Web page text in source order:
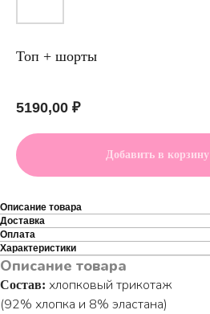
Топ + шорты
5190,00 ₽
Добавить в корзину
Описание товара
Доставка
Оплата
Характеристики
Описание товара
Состав: хлопковый трикотаж
(92% хлопка и 8% эластана)